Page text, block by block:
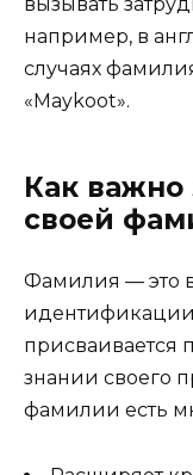
вызывать
например, в
случаях
«Maykoot».
Как важно
своей
Фамилия — это
идентификации
присваивается
знании своего
фамилии есть